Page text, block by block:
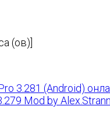
(ов)]
3.281 (Android)
Mod by